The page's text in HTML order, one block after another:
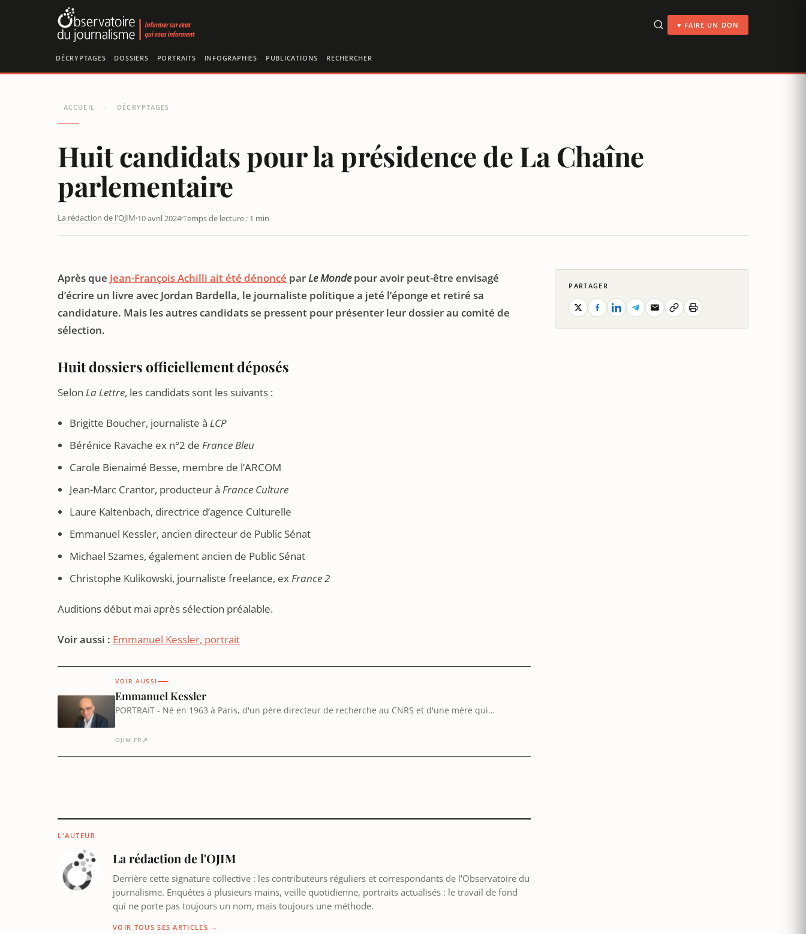
♥ FAIRE UN DON
DÉCRYPTAGES DOSSIERS PORTRAITS INFOGRAPHIES PUBLICATIONS RECHERCHER
ACCUEIL / DÉCRYPTAGES
Huit candidats pour la présidence de La Chaîne
parlementaire
La rédaction de l'OJIM 10 avril 2024Temps de lecture : 1 min
BETRAND DELAIS NOMMÉ À LCP-AN : MACRON PLACE SES HOMMES À LA TÊTE DES MÉDIAS PUBLICS
Après que Jean-François Achilli ait été dénoncé parLe Mondepour avoir peut-être envisagé
d’écrire un livre avec Jordan Bardella, le journaliste politique a jeté l’éponge et retiré sa
candidature. Mais les autres candidats se pressent pour présenter leur dossier au comité de
sélection.
Huit dossiers officiellement déposés
Selon La Lettre, les candidats sont les suivants :
Brigitte Boucher, journaliste à LCP
Bérénice Ravache ex n°2 de France Bleu
Carole Bienaimé Besse, membre de l’ARCOM
Jean-Marc Crantor, producteur à France Culture
Laure Kaltenbach, directrice d’agence Culturelle
Emmanuel Kessler, ancien directeur de Public Sénat
Michael Szames, également ancien de Public Sénat
Christophe Kulikowski, journaliste freelance, exFrance 2
Auditions début mai après sélection préalable.
Voir aussi : Emmanuel Kessler, portrait
VOIR AUSSI
Emmanuel Kessler
PORTRAIT - Né en 1963 à Paris, d'un père directeur de recherche au CNRS et d'une mère qui
OJIM.FR ↗
L'AUTEUR
La rédaction de l'OJIM
Derrière cette signature collective : les contributeurs réguliers et correspondants de l'Observatoire du
journalisme. Enquêtes à plusieurs mains, veille quotidienne, portraits actualisés : le travail de fond
qui ne porte pas toujours un nom, mais toujours une méthode.
VOIR TOUS SES ARTICLES →
PARTAGER
Panneau de gestion des cookies